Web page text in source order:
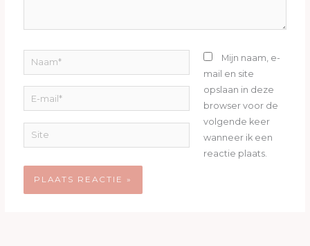
Naam*
E-
mail*
Site
Mijn naam, e-
mail en site
opslaan in deze
browser voor de
volgende keer
wanneer ik een
reactie plaats.